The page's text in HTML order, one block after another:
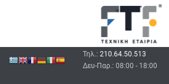
Τηλ.: 210.64.50.513
Δευ-Παρ.: 08:00 - 18:00